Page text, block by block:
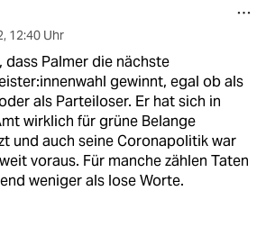
, 12:40 Uhr
dass Palmer die nächste
gewinnt, egal ob als
als Parteiloser. Er hat sich in
wirklich für grüne Belange
und auch seine Coronapolitik war
voraus. Für manche zählen Taten
weniger als lose Worte.